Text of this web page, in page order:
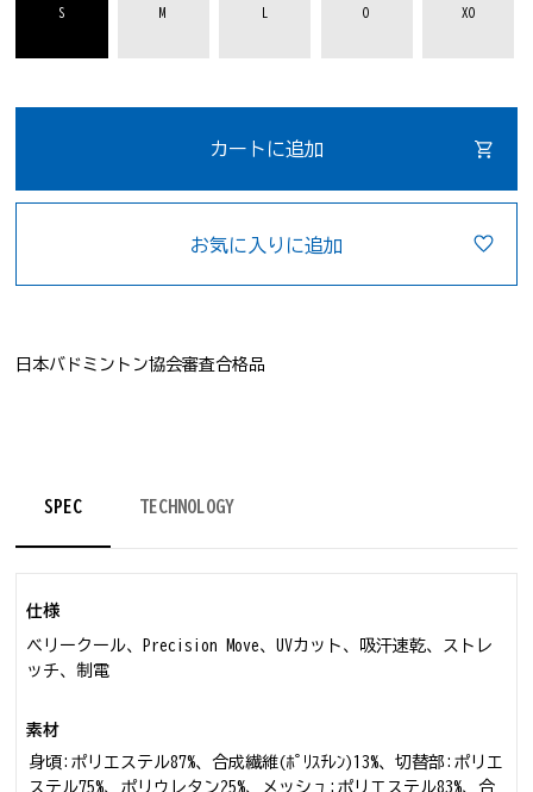
S M O XO
カートに追加
お気に入りに追加
日本バドミントン協会審査合格品
SPEC TECHNOLOGY
仕様
ベリークール、Precision Move、UVカット、吸汗速乾、ストレ
ッチ、制電
素材
身頃:ポリエステル87%、合成繊維(ﾎﾟﾘｽﾁﾚﾝ)13%、切替部:ポリエ
ステル75%、ポリウレタン25%、メッシュ:ポリエステル83%、合